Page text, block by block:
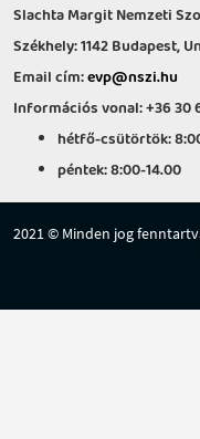
Slachta Margit Nemzeti
Székhely: 1142 Budapest,
Email cím:evp@nszi.hu
Információs vonal: +36 30
hétfő-csütörtök:
péntek: 8:00-14.00
2021 © Minden jog